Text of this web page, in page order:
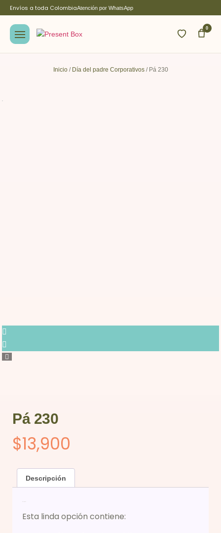
Envíos a toda ColombiaAtención por WhatsApp
0
Inicio/ Día del padre Corporativos/ Pá 230
Pá 230
$13,900
Descripción
Esta linda opción contiene: